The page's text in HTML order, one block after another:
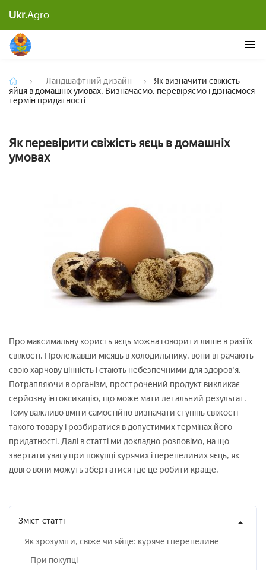
Ukr.AgroВизначаємо, перевіряємо і дізнаємося термін
Ландшафтний дизайн
Як визначити свіжість
яйця в домашніх умовах. Визначаємо, перевіряємо і дізнаємося
термін придатності
Як перевірити свіжість яєць в домашніх
умовах
Про максимальну користь яєць можна говорити лише в разі їх
свіжості. Пролежавши місяць в холодильнику, вони втрачають
свою харчову цінність і стають небезпечними для здоров'я.
Потрапляючи в організм, прострочений продукт викликає
серйозну інтоксикацію, що може мати летальний результат.
Тому важливо вміти самостійно визначати ступінь свіжості
такого товару і розбиратися в допустимих термінах його
придатності. Далі в статті ми докладно розповімо, на що
звертати увагу при покупці курячих і перепелиних яєць, як
довго вони можуть зберігатися і де це робити краще.
Зміст статті
Як зрозуміти, свіже чи яйце: куряче і перепелине
При покупці